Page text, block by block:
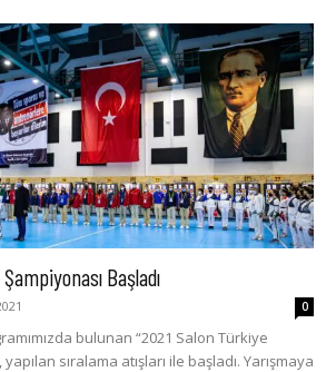
Başladı
0
bulunan “2021 Salon Türkiye
sıralama atışları ile başladı. Yarışmaya